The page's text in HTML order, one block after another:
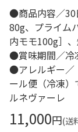
●商品内容／
80g、プライム
内モモ100g］
●賞味期間／冷
●アレルギー／
ール便（冷凍
ルネヴァーレ
11,000円(送